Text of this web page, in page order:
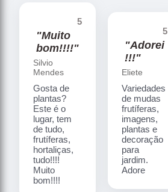
5
"Muito
bom!!!!"
Silvio
Mendes
Gosta de
plantas?
Este é o
lugar, tem
de tudo,
frutíferas,
hortaliças,
tudo!!!!
Muito
bom!!!!
5
"Adorei
!!!"
Eliete
Variedades
de mudas
frutíferas,
imagens,
plantas e
decoração
para
jardim.
Adore